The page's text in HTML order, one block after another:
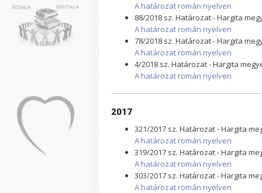
A határozat román nyelven
88/2018 sz. Határozat - Hargita
A határozat román nyelven
78/2018 sz. Határozat - Hargita
A határozat román nyelven
4/2018 sz. Határozat - Hargita
A határozat román nyelven
2017
321/2017 sz. Határozat - Hargita
A határozat román nyelven
319/2017 sz. Határozat - Hargita
A határozat román nyelven
303/2017 sz. Határozat - Hargita
A határozat román nyelven